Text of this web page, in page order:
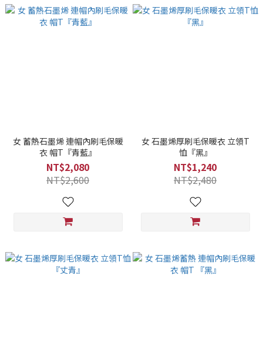
女 蓄熱石墨烯 連帽內刷毛保暖
衣 帽T『青藍』
NT$2,080
NT$2,600
女 石墨烯厚刷毛保暖衣 立領T
恤『黑』
NT$1,240
NT$2,480